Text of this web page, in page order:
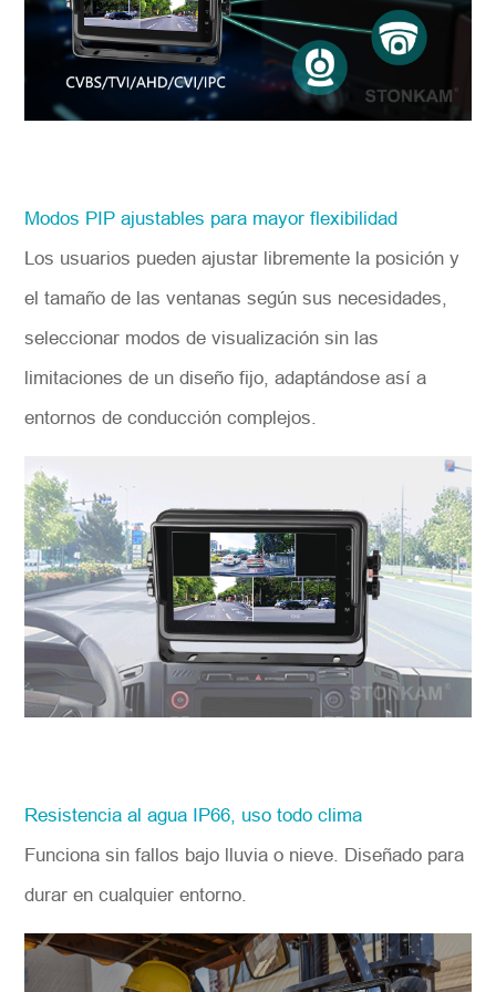
Modos PIP ajustables para mayor flexibilidad
Los usuarios pueden ajustar libremente la posición y
el tamaño de las ventanas según sus necesidades,
seleccionar modos de visualización sin las
limitaciones de un diseño fijo, adaptándose así a
entornos de conducción complejos.
Resistencia al agua IP66, uso todo clima
Funciona sin fallos bajo lluvia o nieve. Diseñado para
durar en cualquier entorno.